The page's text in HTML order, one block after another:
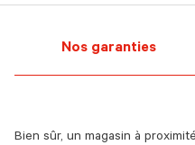
Nos garanties
Bien sûr, un magasin à proximité